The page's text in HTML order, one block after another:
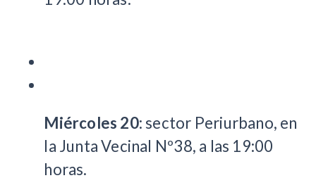
Miércoles 20: sector Periurbano, en
la Junta Vecinal Nº38, a las 19:00
horas.